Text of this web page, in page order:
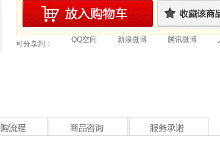
可分享到： QQ空间 新浪微博 腾讯微博